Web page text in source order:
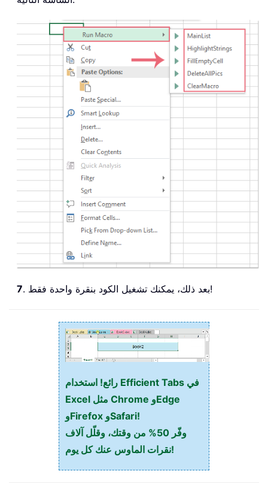
7 . بعد ذلك، يمكنك تشغيل الكود بنقرة واحدة فقط!
رائع! استخدام Efficient Tabs في
Excel مثل Chrome وEdge
وFirefox وSafari!
وفّر 50% من وقتك، وقلّل آلاف
نقرات الماوس عنك كل يوم!